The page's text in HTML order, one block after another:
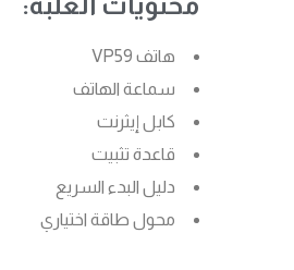
هاتف VP59
سماعة الهاتف
كابل إيثرنت
قاعدة تثبيت
دليل البدء السريع
محول طاقة اختياري